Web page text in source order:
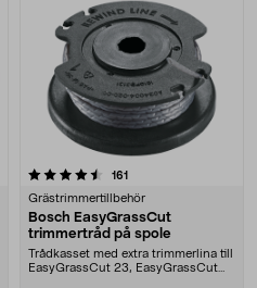
161
Grästrimmertillbehör
Bosch EasyGrassCut
trimmertråd på spole
Trådkasset med extra trimmerlina till
EasyGrassCut 23, EasyGrassCut